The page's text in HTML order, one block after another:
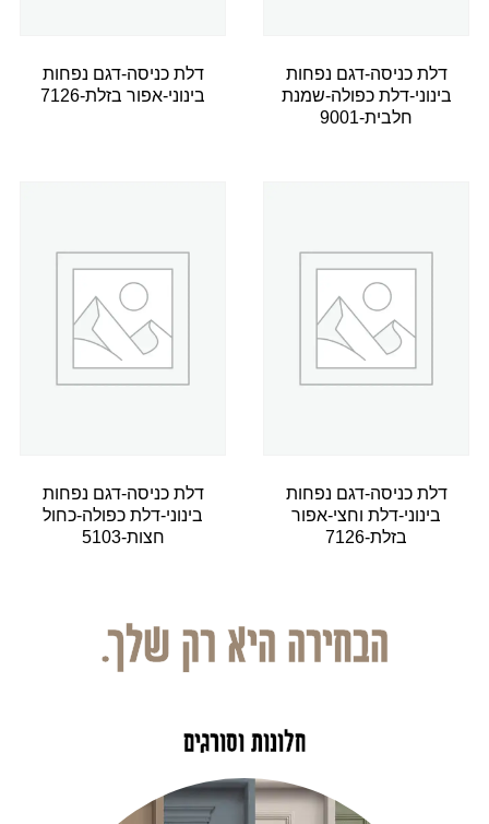
דלת כניסה-דגם נפחות
בינוני-דלת כפולה-שמנת
חלבית-9001
דלת כניסה-דגם נפחות
בינוני-אפור בזלת-7126
דלת כניסה-דגם נפחות
בינוני-דלת וחצי-אפור
בזלת-7126
דלת כניסה-דגם נפחות
בינוני-דלת כפולה-כחול
חצות-5103
הבחירה היא רק שלך.
חלונות וסורגים